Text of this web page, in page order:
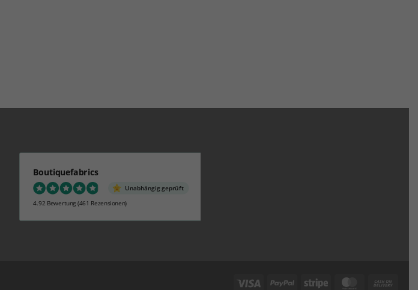
Boutiquefabrics
Unabhängig geprüft
4.92 Bewertung (461 Rezensionen)